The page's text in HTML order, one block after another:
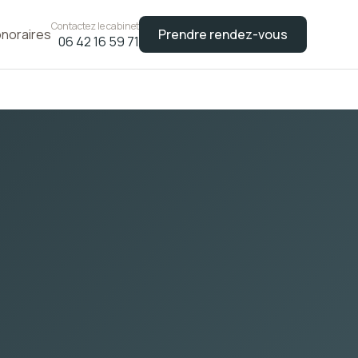
Contactez le cabinet
06 42 16 59 71 Prendre rendez-vous